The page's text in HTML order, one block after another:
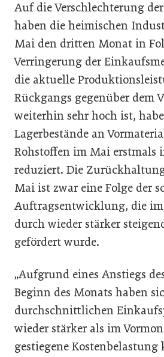
Auf die Verschlechterung
haben die heimischen
Mai den dritten Monat in
Verringerung der
die aktuelle
Rückgangs gegenüber dem
weiterhin sehr hoch ist,
Lagerbestände an
Rohstoffen im Mai erstmals
reduziert. Die
Mai ist zwar eine Folge der
Auftragsentwicklung, die
durch wieder stärker
gefördert wurde.
„Aufgrund eines Anstiegs
Beginn des Monats haben
durchschnittlichen
wieder stärker als im
gestiegene Kostenbelastung